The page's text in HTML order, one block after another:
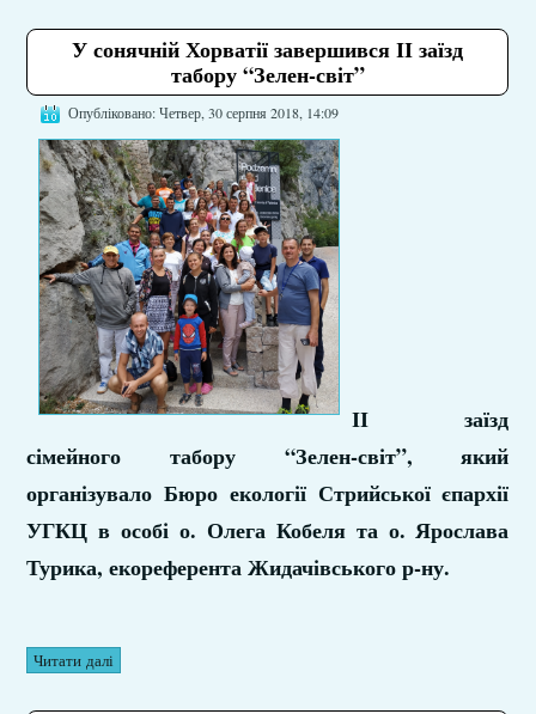
У сонячній Хорватії завершився ІІ заїзд
табору “Зелен-світ”
Опубліковано: Четвер, 30 серпня 2018, 14:09
ІІ заїзд
сімейного табору “Зелен-світ”, який
організувало Бюро екології Стрийської єпархії
УГКЦ в особі о. Олега Кобеля та о. Ярослава
Турика, екореферента Жидачівського р-ну.
Читати далі